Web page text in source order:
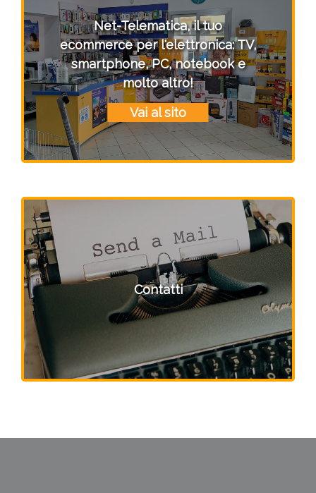
Net-Telematica, il tuo
ecommerce per l'elettronica: TV,
smartphone, PC, notebook e
molto altro!
Vai al sito
Contatti